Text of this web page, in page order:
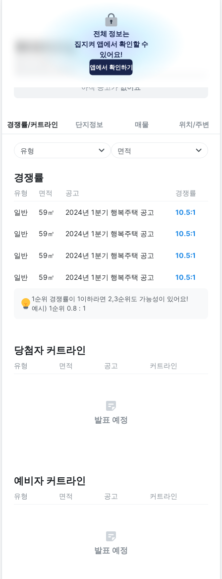
SK프리모빌
경기도 부천시 소사구 마니로24번길 16
아직 공고가 없어요
경쟁률/커트라인 단지정보 매물 위치/주변
유형 면적
경쟁률
전체 정보는
집지켜 앱에서 확인할 수
있어요!
앱에서 확인하기
유형 면적 공고 경쟁률
일반 59㎡ 2024년 1분기 행복주택 공고 10.5:1
일반 59㎡ 2024년 1분기 행복주택 공고 10.5:1
일반 59㎡ 2024년 1분기 행복주택 공고 10.5:1
일반 59㎡ 2024년 1분기 행복주택 공고 10.5:1
1순위 경쟁률이 1이하라면 2,3순위도 가능성이 있어요!
예시) 1순위 0.8 : 1
당첨자 커트라인
유형 면적 공고 커트라인
발표 예정
예비자 커트라인
유형 면적 공고 커트라인
발표 예정